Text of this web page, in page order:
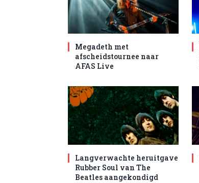
Megadeth met
afscheidstournee naar
AFAS Live
Langverwachte heruitgave
Rubber Soul van The
Beatles aangekondigd